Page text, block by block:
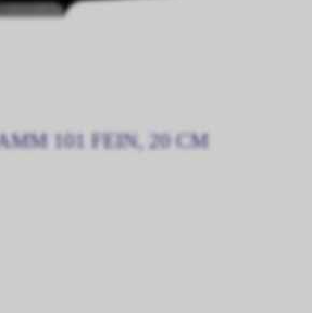
101 FEIN, 20 CM